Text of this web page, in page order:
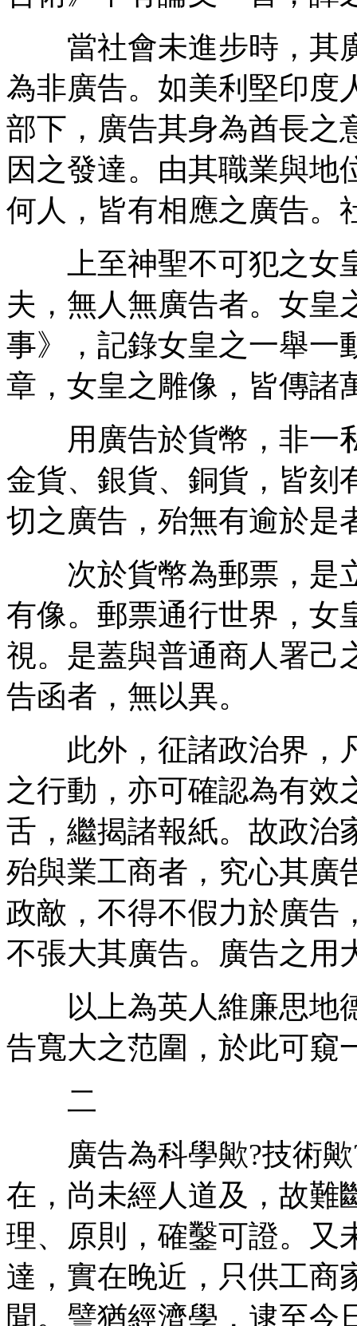
當社會未進步時，其
為非廣告。如美利堅印度
部下，廣告其身為酋長之
因之發達。由其職業與地
何人，皆有相應之廣告。
上至神聖不可犯之女
夫，無人無廣告者。女皇
事》，記錄女皇之一舉一
章，女皇之雕像，皆傳諸
用廣告於貨幣，非一
金貨、銀貨、銅貨，皆刻
切之廣告，殆無有逾於是
次於貨幣為郵票，是
有像。郵票通行世界，女
視。是蓋與普通商人署己
告函者，無以異。
此外，征諸政治界，
之行動，亦可確認為有效
舌，繼揭諸報紙。故政治
殆與業工商者，究心其廣
政敵，不得不假力於廣告
不張大其廣告。廣告之用
以上為英人維廉思地
告寬大之范圍，於此可窺
二
廣告為科學歟?技術歟
在，尚未經人道及，故難
理、原則，確鑿可證。又
達，實在晚近，只供工商
聞。譬猶經濟學，逮至今